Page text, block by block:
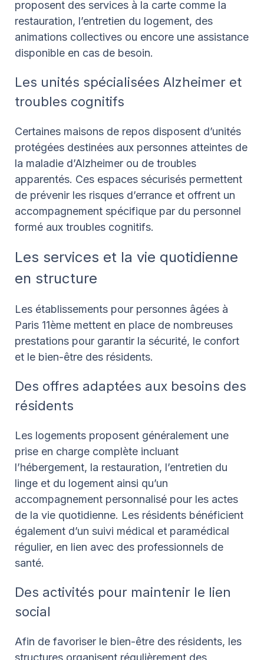
proposent des services à la carte comme la
restauration, l’entretien du logement, des
animations collectives ou encore une assistance
disponible en cas de besoin.
Les unités spécialisées Alzheimer et
troubles cognitifs
Certaines maisons de repos disposent d’unités
protégées destinées aux personnes atteintes de
la maladie d’Alzheimer ou de troubles
apparentés. Ces espaces sécurisés permettent
de prévenir les risques d’errance et offrent un
accompagnement spécifique par du personnel
formé aux troubles cognitifs.
Les services et la vie quotidienne
en structure
Les établissements pour personnes âgées à
Paris 11ème mettent en place de nombreuses
prestations pour garantir la sécurité, le confort
et le bien-être des résidents.
Des offres adaptées aux besoins des
résidents
Les logements proposent généralement une
prise en charge complète incluant
l’hébergement, la restauration, l’entretien du
linge et du logement ainsi qu’un
accompagnement personnalisé pour les actes
de la vie quotidienne. Les résidents bénéficient
également d’un suivi médical et paramédical
régulier, en lien avec des professionnels de
santé.
Des activités pour maintenir le lien
social
Afin de favoriser le bien-être des résidents, les
structures organisent régulièrement des